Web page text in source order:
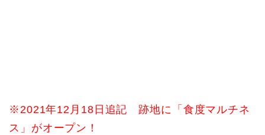
※2021年12月18日追記 跡地に「食度マルチネ
ス」がオープン！